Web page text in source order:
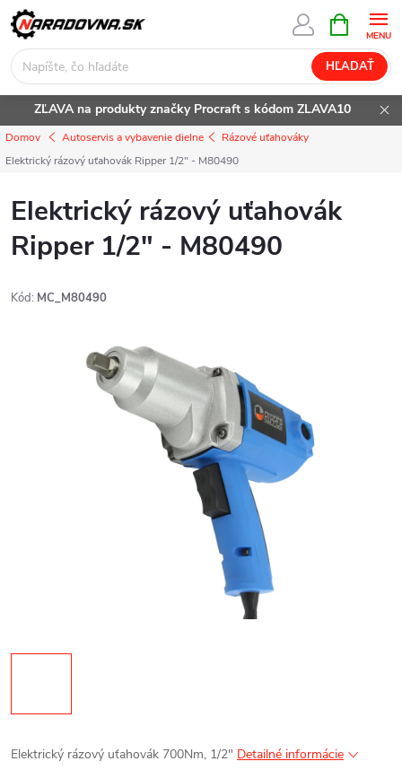
Prejsť
na
obsah
HĽADAŤ
KOŠÍK
ZĽAVA na produkty značky Procraft s kódom ZLAVA10
Domov Autoservis a vybavenie dielne
Rázové uťahováky
Elektrický rázový uťahovák Ripper 1/2" - M80490
Elektrický rázový uťahovák
Ripper 1/2" - M80490
Kód: MC_M80490
Elektrický rázový uťahovák 700Nm, 1/2" Detailné informácie